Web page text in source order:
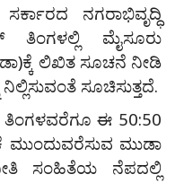
ನಗರಾಭಿವೃದ್ಧಿ
ಮೈಸೂರು
ಲಿಖಿತ ಸೂಚನೆ ನೀಡಿ
ಸೂಚಿಸುತ್ತದೆ.
ಈ 50:50
ಮುಂದುವರೆಸುವ ಮುಡಾ
ಸಂಹಿತೆಯ ನೆಪದಲ್ಲಿ